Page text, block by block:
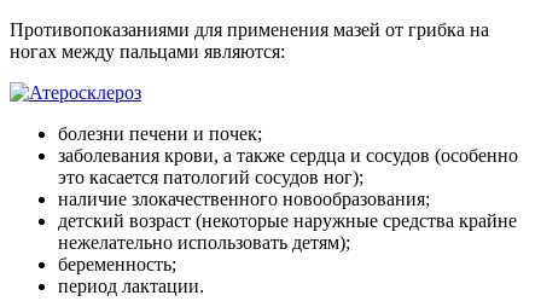
Противопоказаниями для применения мазей от грибка на
ногах между пальцами являются:
болезни печени и почек;
заболевания крови, а также сердца и сосудов (особенно
это касается патологий сосудов ног);
наличие злокачественного новообразования;
детский возраст (некоторые наружные средства крайне
нежелательно использовать детям);
беременность;
период лактации.